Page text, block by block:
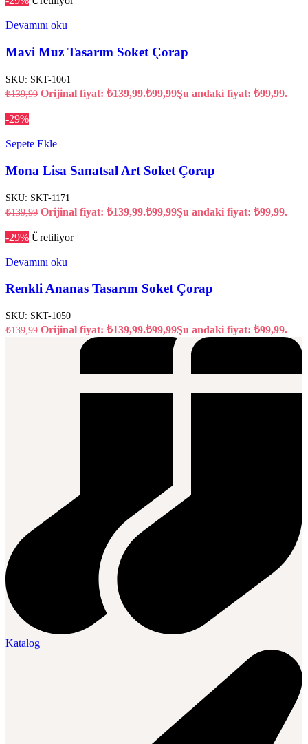
Devamını oku
Mavi Muz Tasarım Soket Çorap
SKU: SKT-1061
₺139,99 Orijinal fiyat: ₺139,99.₺99,99Şu andaki fiyat: ₺99,99.
-29%
Sepete Ekle
Mona Lisa Sanatsal Art Soket Çorap
SKU: SKT-1171
₺139,99 Orijinal fiyat: ₺139,99.₺99,99Şu andaki fiyat: ₺99,99.
-29% Üretiliyor
Devamını oku
Renkli Ananas Tasarım Soket Çorap
SKU: SKT-1050
₺139,99 Orijinal fiyat: ₺139,99.₺99,99Şu andaki fiyat: ₺99,99.
Katalog